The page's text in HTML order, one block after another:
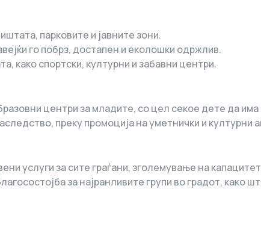
парковите и јавните зони.
го побрз, достапен и еколошки одржлив.
како спортски, културни и забавни центри.
центри за младите, со цел секое дете да
преку промоција на уметнички и културни
услуги за сите граѓани, зголемување на
за најранливите групи во градот, како